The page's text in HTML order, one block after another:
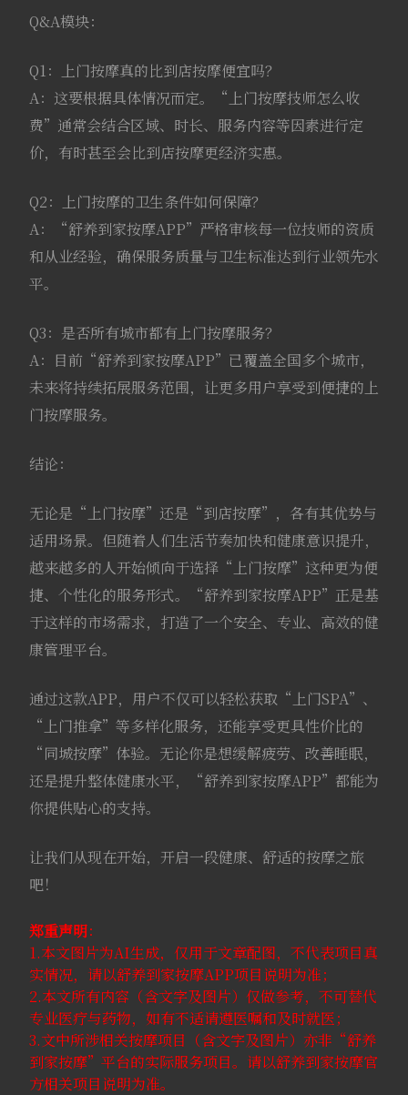
Q&A模块：
Q1：上门按摩真的比到店按摩便宜吗？
A：这要根据具体情况而定。“上门按摩技师怎么收
费”通常会结合区域、时长、服务内容等因素进行定
价，有时甚至会比到店按摩更经济实惠。
Q2：上门按摩的卫生条件如何保障？
A：“舒养到家按摩APP”严格审核每一位技师的资质
和从业经验，确保服务质量与卫生标准达到行业领先水
平。
Q3：是否所有城市都有上门按摩服务？
A：目前“舒养到家按摩APP”已覆盖全国多个城市，
未来将持续拓展服务范围，让更多用户享受到便捷的上
门按摩服务。
结论：
无论是“上门按摩”还是“到店按摩”，各有其优势与
适用场景。但随着人们生活节奏加快和健康意识提升，
越来越多的人开始倾向于选择“上门按摩”这种更为便
捷、个性化的服务形式。“舒养到家按摩APP”正是基
于这样的市场需求，打造了一个安全、专业、高效的健
康管理平台。
通过这款APP，用户不仅可以轻松获取“上门SPA”、
“上门推拿”等多样化服务，还能享受更具性价比的
“同城按摩”体验。无论你是想缓解疲劳、改善睡眠，
还是提升整体健康水平，“舒养到家按摩APP”都能为
你提供贴心的支持。
让我们从现在开始，开启一段健康、舒适的按摩之旅
吧！
郑重声明：
1.本文图片为AI生成，仅用于文章配图，不代表项目真
实情况，请以舒养到家按摩APP项目说明为准；
2.本文所有内容（含文字及图片）仅做参考，不可替代
专业医疗与药物，如有不适请遵医嘱和及时就医；
3.文中所涉相关按摩项目（含文字及图片）亦非“舒养
到家按摩”平台的实际服务项目。请以舒养到家按摩官
方相关项目说明为准。